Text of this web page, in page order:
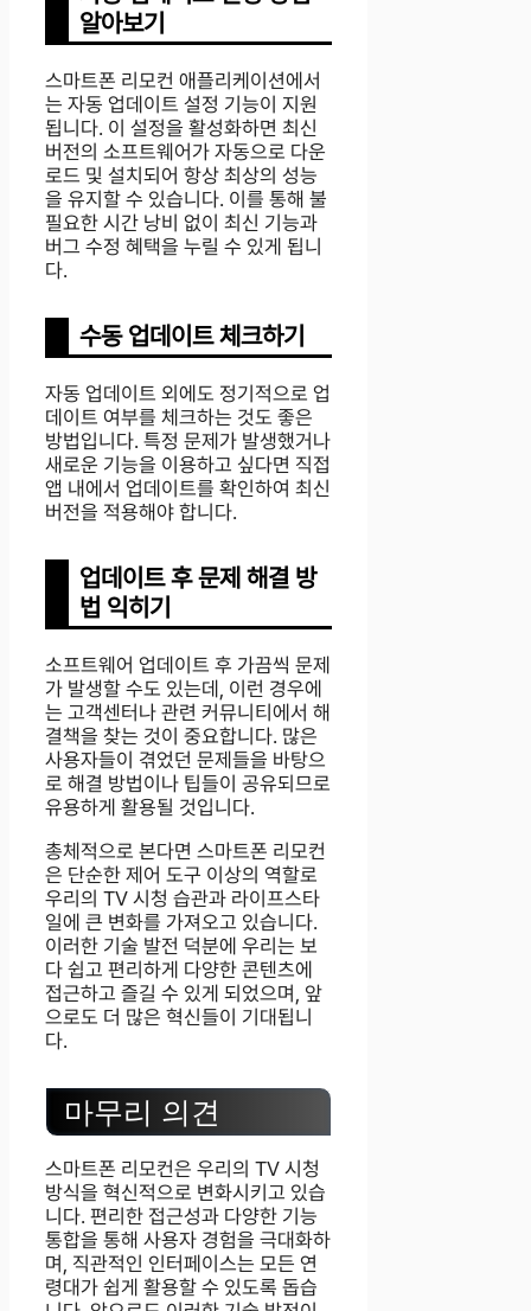
알아보기
스마트폰 리모컨 애플리케이션에서
는 자동 업데이트 설정 기능이 지원
됩니다. 이 설정을 활성화하면 최신
버전의 소프트웨어가 자동으로 다운
로드 및 설치되어 항상 최상의 성능
을 유지할 수 있습니다. 이를 통해 불
필요한 시간 낭비 없이 최신 기능과
버그 수정 혜택을 누릴 수 있게 됩니
다.
수동 업데이트 체크하기
자동 업데이트 외에도 정기적으로 업
데이트 여부를 체크하는 것도 좋은
방법입니다. 특정 문제가 발생했거나
새로운 기능을 이용하고 싶다면 직접
앱 내에서 업데이트를 확인하여 최신
버전을 적용해야 합니다.
업데이트 후 문제 해결 방
법 익히기
소프트웨어 업데이트 후 가끔씩 문제
가 발생할 수도 있는데, 이런 경우에
는 고객센터나 관련 커뮤니티에서 해
결책을 찾는 것이 중요합니다. 많은
사용자들이 겪었던 문제들을 바탕으
로 해결 방법이나 팁들이 공유되므로
유용하게 활용될 것입니다.
총체적으로 본다면 스마트폰 리모컨
은 단순한 제어 도구 이상의 역할로
우리의 TV 시청 습관과 라이프스타
일에 큰 변화를 가져오고 있습니다.
이러한 기술 발전 덕분에 우리는 보
다 쉽고 편리하게 다양한 콘텐츠에
접근하고 즐길 수 있게 되었으며, 앞
으로도 더 많은 혁신들이 기대됩니
다.
마무리 의견
스마트폰 리모컨은 우리의 TV 시청
방식을 혁신적으로 변화시키고 있습
니다. 편리한 접근성과 다양한 기능
통합을 통해 사용자 경험을 극대화하
며, 직관적인 인터페이스는 모든 연
령대가 쉽게 활용할 수 있도록 돕습